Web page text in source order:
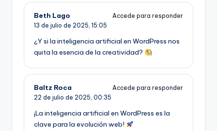
Beth Lago
Accede para responder
13 de julio de 2025, 15:05
¿Y si la inteligencia artificial en WordPress nos
quita la esencia de la creatividad?
Baltz Roca
Accede para responder
22 de julio de 2025, 00:35
¡La inteligencia artificial en WordPress es la
clave para la evolución web!